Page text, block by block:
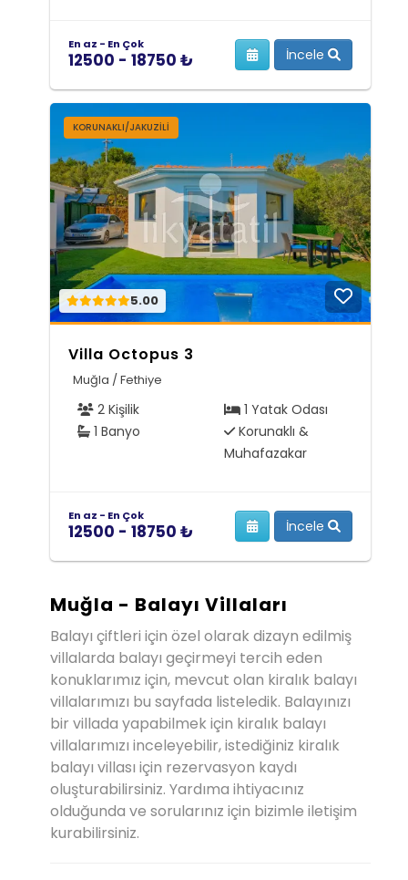
En az - En Çok
12500 - 18750 ₺ İncele
KORUNAKLI/JAKUZILI
5.00
Villa Octopus 3
Muğla / Fethiye
2 Kişilik
1 Yatak Odası
1 Banyo
Korunaklı &
Muhafazakar
En az - En Çok
12500 - 18750 ₺ İncele
Muğla - Balayı Villaları
Balayı çiftleri için özel olarak dizayn edilmiş
villalarda balayı geçirmeyi tercih eden
konuklarımız için, mevcut olan kiralık balayı
villalarımızı bu sayfada listeledik. Balayınızı
bir villada yapabilmek için kiralık balayı
villalarımızı inceleyebilir, istediğiniz kiralık
balayı villası için rezervasyon kaydı
oluşturabilirsiniz. Yardıma ihtiyacınız
olduğunda ve sorularınız için bizimle iletişim
kurabilirsiniz.